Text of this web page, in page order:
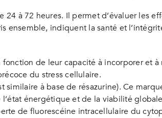
à 72 heures. Il permet d’évaluer les
ensemble, indiquent la santé et
de leur capacité à incorporer et à
du stress cellulaire.
similaire à base de résazurine). Ce
énergétique et de la viabilité
de fluorescéine intracellulaire du